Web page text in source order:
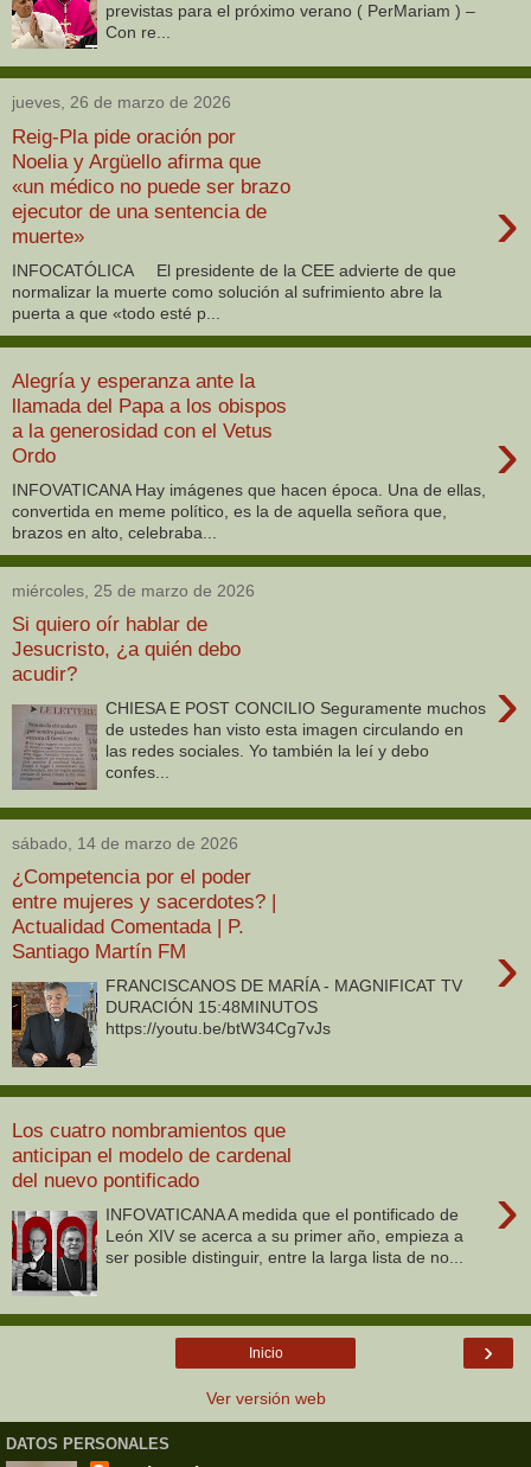
previstas para el próximo verano ( PerMariam ) –
Con re...
jueves, 26 de marzo de 2026
Reig-Pla pide oración por
Noelia y Argüello afirma que
«un médico no puede ser brazo
ejecutor de una sentencia de
muerte»
›
INFOCATÓLICA El presidente de la CEE advierte de que
normalizar la muerte como solución al sufrimiento abre la
puerta a que «todo esté p...
Alegría y esperanza ante la
llamada del Papa a los obispos
a la generosidad con el Vetus
Ordo
›
INFOVATICANA Hay imágenes que hacen época. Una de ellas,
convertida en meme político, es la de aquella señora que,
brazos en alto, celebraba...
miércoles, 25 de marzo de 2026
Si quiero oír hablar de
Jesucristo, ¿a quién debo
acudir?
›
CHIESA E POST CONCILIO Seguramente muchos
de ustedes han visto esta imagen circulando en
las redes sociales. Yo también la leí y debo
confes...
sábado, 14 de marzo de 2026
¿Competencia por el poder
entre mujeres y sacerdotes? |
Actualidad Comentada | P.
Santiago Martín FM
›
FRANCISCANOS DE MARÍA - MAGNIFICAT TV
DURACIÓN 15:48MINUTOS
https://youtu.be/btW34Cg7vJs
Los cuatro nombramientos que
anticipan el modelo de cardenal
del nuevo pontificado
›
INFOVATICANA A medida que el pontificado de
León XIV se acerca a su primer año, empieza a
ser posible distinguir, entre la larga lista de no...
›
Inicio
Ver versión web
DATOS PERSONALES